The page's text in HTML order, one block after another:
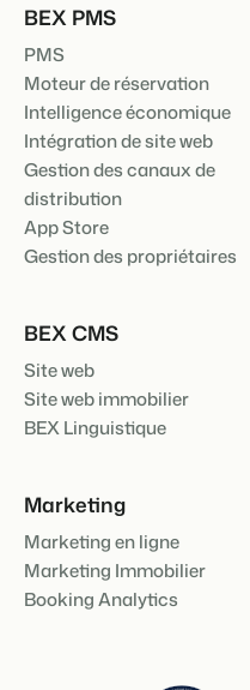
BEX PMS
PMS
Moteur de réservation
Intelligence économique
Intégration de site web
Gestion des canaux de
distribution
App Store
Gestion des propriétaires
BEX CMS
Site web
Site web immobilier
BEX Linguistique
Marketing
Marketing en ligne
Marketing Immobilier
Booking Analytics